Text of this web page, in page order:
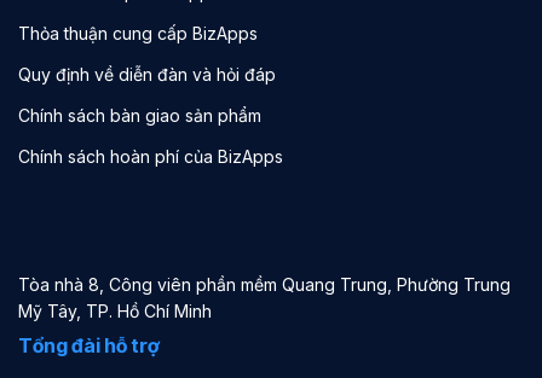
Thỏa thuận cung cấp BizApps
Quy định về diễn đàn và hỏi đáp
Chính sách bàn giao sản phẩm
Chính sách hoàn phí của BizApps
Tòa nhà 8, Công viên phần mềm Quang Trung, Phường Trung
Mỹ Tây, TP. Hồ Chí Minh
Tổng đài hỗ trợ